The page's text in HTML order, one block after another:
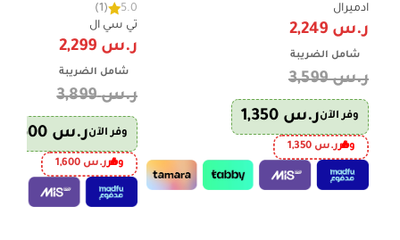
ADS24KCNP
ادميرال
ر.س
شامل الضريبة
ر.س3,599
وفر الآنر.س
وفرر.س 1,350
TAC-24CSU/TSS1
5.0
(1)
تي سي ال
ر.س
شامل الضريبة
ر.س3,899
وفر الآنر.س
وفرر.س 1,600